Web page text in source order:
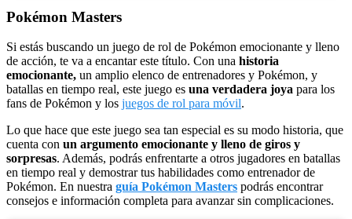
Pokémon Masters
Si estás buscando un juego de rol de Pokémon emocionante y lleno
de acción, te va a encantar este título. Con una historia
emocionante, un amplio elenco de entrenadores y Pokémon, y
batallas en tiempo real, este juego es una verdadera joya para los
fans de Pokémon y los juegos de rol para móvil.
Lo que hace que este juego sea tan especial es su modo historia, que
cuenta con un argumento emocionante y lleno de giros y
sorpresas. Además, podrás enfrentarte a otros jugadores en batallas
en tiempo real y demostrar tus habilidades como entrenador de
Pokémon. En nuestra guía Pokémon Masters podrás encontrar
consejos e información completa para avanzar sin complicaciones.